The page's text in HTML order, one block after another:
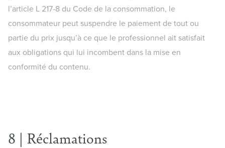
l’article L 217-8 du Code de la consommation, le
consommateur peut suspendre le paiement de tout ou
partie du prix jusqu’à ce que le professionnel ait satisfait
aux obligations qui lui incombent dans la mise en
conformité du contenu.
8 | Réclamations